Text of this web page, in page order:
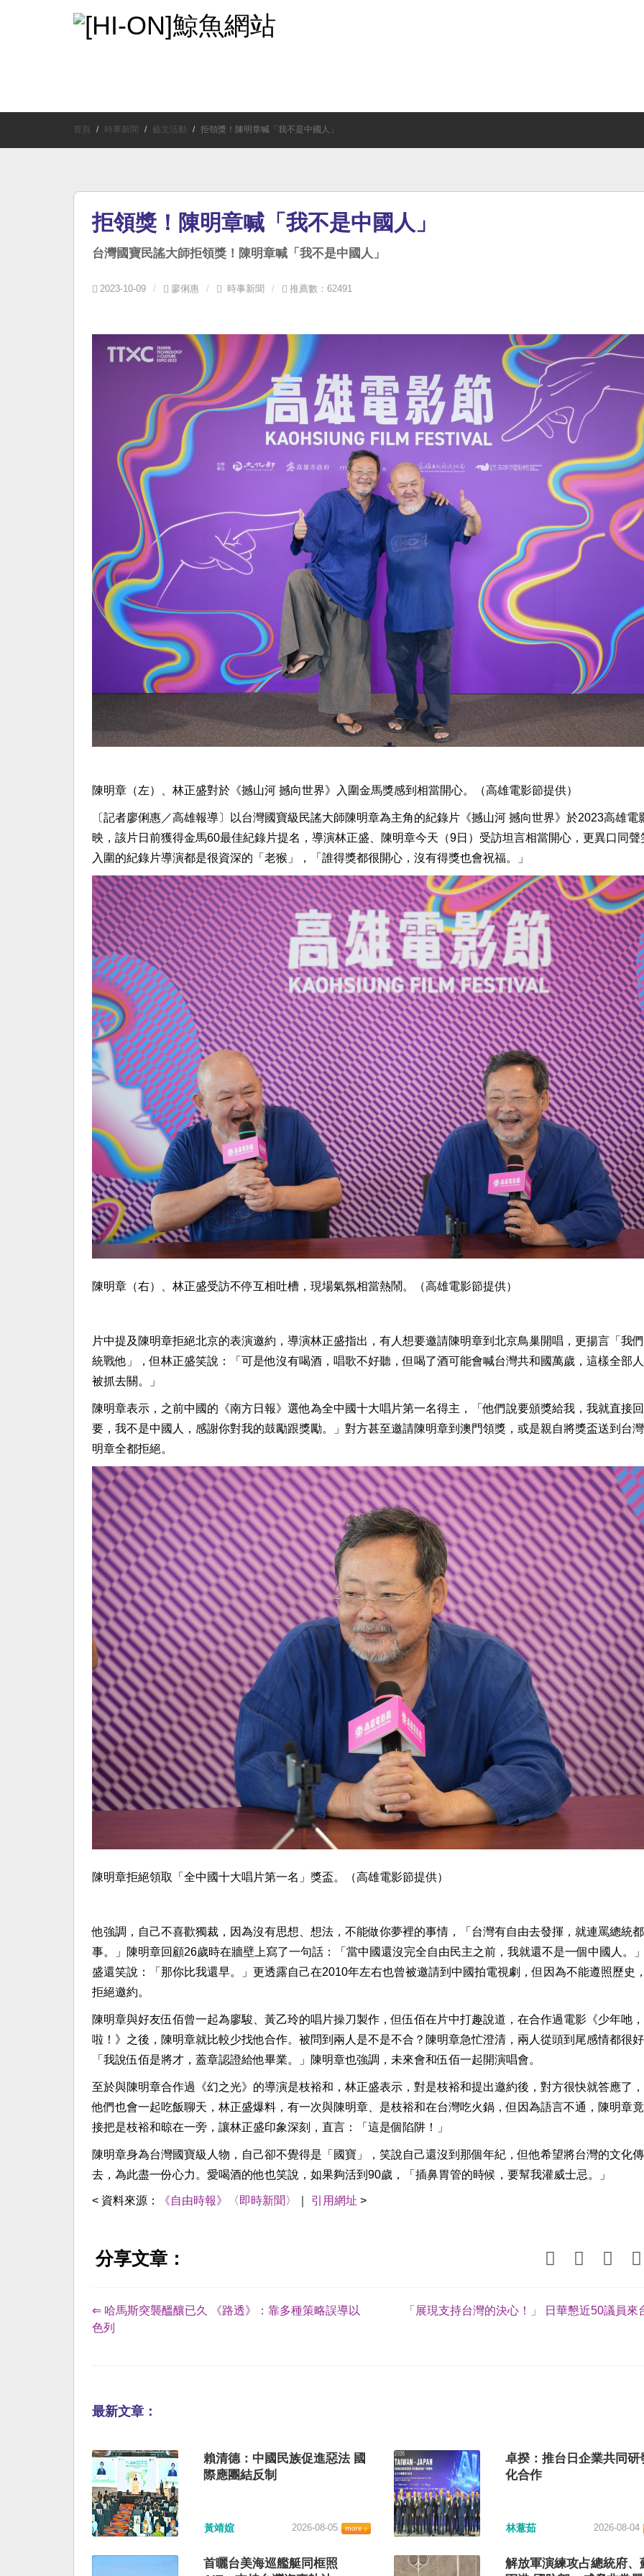
首頁 時事新聞 藝文活動 拒領獎！陳明章喊「我不是中國人」
拒領獎！陳明章喊「我不是中國人」
台灣國寶民謠大師拒領獎！陳明章喊「我不是中國人」
2023-10-09 廖俐惠 時事新聞 推薦數：62491
陳明章（左）、林正盛對於《撼山河 撼向世界》入圍金馬獎感到相當開心。（高雄電影節提供）
〔記者廖俐惠／高雄報導〕以台灣國寶級民謠大師陳明章為主角的紀錄片《撼山河 撼向世界》於2023高雄電
映，該片日前獲得金馬60最佳紀錄片提名，導演林正盛、陳明章今天（9日）受訪坦言相當開心，更異口同聲
入圍的紀錄片導演都是很資深的「老猴」，「誰得獎都很開心，沒有得獎也會祝福。」
陳明章（右）、林正盛受訪不停互相吐槽，現場氣氛相當熱鬧。（高雄電影節提供）
片中提及陳明章拒絕北京的表演邀約，導演林正盛指出，有人想要邀請陳明章到北京鳥巢開唱，更揚言「我
統戰他」，但林正盛笑說：「可是他沒有喝酒，唱歌不好聽，但喝了酒可能會喊台灣共和國萬歲，這樣全部
被抓去關。」
陳明章表示，之前中國的《南方日報》選他為全中國十大唱片第一名得主，「他們說要頒獎給我，我就直接
要，我不是中國人，感謝你對我的鼓勵跟獎勵。」對方甚至邀請陳明章到澳門領獎，或是親自將獎盃送到台
明章全都拒絕。
陳明章拒絕領取「全中國十大唱片第一名」獎盃。（高雄電影節提供）
他強調，自己不喜歡獨裁，因為沒有思想、想法，不能做你夢裡的事情，「台灣有自由去發揮，就連罵總統
事。」陳明章回顧26歲時在牆壁上寫了一句話：「當中國還沒完全自由民主之前，我就還不是一個中國人。
盛還笑說：「那你比我還早。」更透露自己在2010年左右也曾被邀請到中國拍電視劇，但因為不能遵照歷史
拒絕邀約。
陳明章與好友伍佰曾一起為廖駿、黃乙玲的唱片操刀製作，但伍佰在片中打趣說道，在合作過電影《少年吔
啦！》之後，陳明章就比較少找他合作。被問到兩人是不是不合？陳明章急忙澄清，兩人從頭到尾感情都很
「我說伍佰是將才，蓋章認證給他畢業。」陳明章也強調，未來會和伍佰一起開演唱會。
至於與陳明章合作過《幻之光》的導演是枝裕和，林正盛表示，對是枝裕和提出邀約後，對方很快就答應了
他們也會一起吃飯聊天，林正盛爆料，有一次與陳明章、是枝裕和在台灣吃火鍋，但因為語言不通，陳明章
接把是枝裕和晾在一旁，讓林正盛印象深刻，直言：「這是個陷阱！」
陳明章身為台灣國寶級人物，自己卻不覺得是「國寶」，笑說自己還沒到那個年紀，但他希望將台灣的文化
去，為此盡一份心力。愛喝酒的他也笑說，如果夠活到90歲，「插鼻胃管的時候，要幫我灌威士忌。」
< 資料來源： 《自由時報》〈即時新聞〉 引用網址 >
分享文章：
⇐ 哈馬斯突襲醞釀已久 《路透》：靠多種策略誤導以
色列
「展現支持台灣的決心！」 日華懇近50議員來
最新文章：
賴清德：中國民族促進惡法 國
際應團結反制
黃靖媗 2026-08-05
卓揆：推台日企業共同研
化合作
林薏茹 2026-08-04
首曬台美海巡艦艇同框照
解放軍演練攻占總統府、